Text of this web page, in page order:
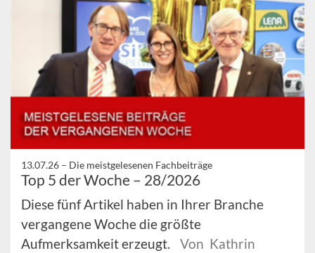
13.07.26 – Die meistgelesenen Fachbeiträge
Top 5 der Woche – 28/2026
Diese fünf Artikel haben in Ihrer Branche
vergangene Woche die größte
Aufmerksamkeit erzeugt.
Von Kathrin